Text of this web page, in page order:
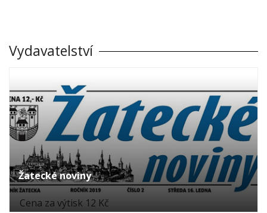
Vydavatelství
Žatecké noviny
Cena za výtisk 12 Kč